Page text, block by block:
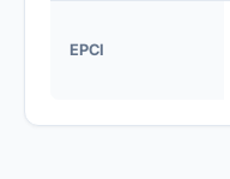
EPCI